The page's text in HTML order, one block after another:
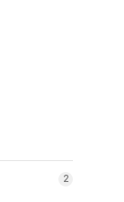
2